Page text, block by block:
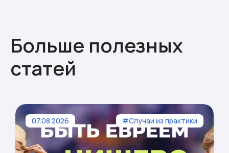
Больше полезных
статей
07.08.2026 #Случаи из практики